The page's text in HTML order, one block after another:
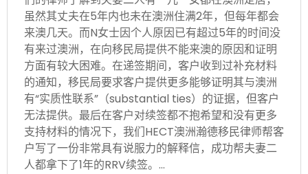
虽然其丈夫在5年内也未在澳洲住满2年，但每年都会
来澳几天。而N女士因个人原因已有超过5年的时间没
有来过澳洲，在向移民局提供不能来澳的原因和证明
方面有较大困难。在递签期间，客户收到过补充材料
的通知，移民局要求客户提供更多能够证明其与澳洲
有“实质性联系”（substantial ties）的证据，但客户
无法提供。最后在客户对续签都不抱希望和没有更多
支持材料的情况下，我们HECT澳洲瀚德移民律师帮客
户写了一份非常具有说服力的解释信，成功帮夫妻二
人都拿下了1年的RRV续签。…